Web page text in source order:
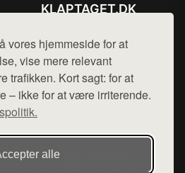
vores hjemmeside for at
vise mere relevant
trafikken. Kort sagt: for at
– ikke for at være irriterende.
alle
KLAPTAGET.DK
Mail: hej@want.dk
Cookie- og privatlivspolitik
der udgiver en række
af forskellige produkter fra